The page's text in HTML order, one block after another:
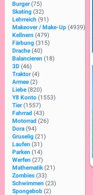
Burger (75)
Skating (32)
Lehrreich (91)
Makeover / Make-Up (4939)
Kellnern (479)
Färbung (315)
Drache (40)
Balancieren (18)
3D (46)
Traktor (4)
Armee (2)
Liebe (820)
Y8 Konto (1553)
Tier (1557)
Fahrrad (43)
Motorrad (26)
Dora (94)
Gruselig (21)
Laufen (31)
Parken (14)
Werfen (27)
Mathematik (21)
Zombies (33)
Schwimmen (23)
Spongebob (2)